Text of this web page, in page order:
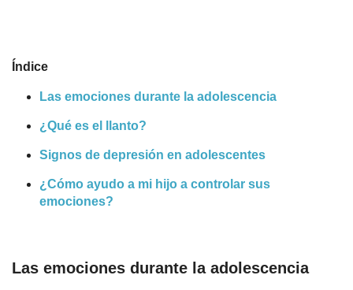
Índice
Las emociones durante la adolescencia
¿Qué es el llanto?
Signos de depresión en adolescentes
¿Cómo ayudo a mi hijo a controlar sus
emociones?
Las emociones durante la adolescencia